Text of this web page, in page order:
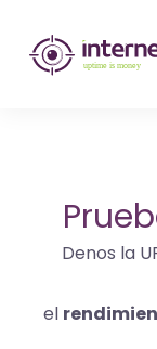
de
del
sitio
webDenos la
el